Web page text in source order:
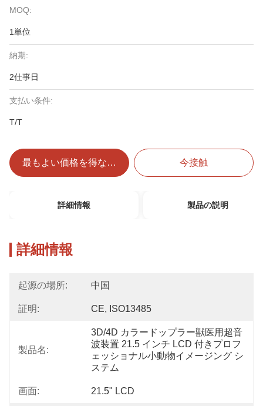
MOQ:
1単位
納期:
2仕事日
支払い条件:
T/T
最もよい価格を得なさい 今接触
詳細情報 製品の説明
詳細情報
起源の場所: 中国
証明: CE, ISO13485
製品名:
3D/4D カラードップラー獣医用超音
波装置 21.5 インチ LCD 付きプロフ
ェッショナル小動物イメージング シ
ステム
画面: 21.5" LCD